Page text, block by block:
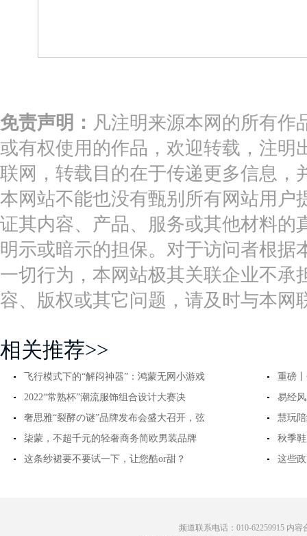
免责声明： 凡注明来源本网的所有作
或有权使用的作品，欢迎转载，注明
联网，转载目的在于传递更多信息，
本网站不能也没有甄别所有网站用户
证其内容、产品、服务或其他材料的
明示或暗示的担保。对于访问者根据
一切行为，本网站极其关联企业不承
容、版权或其它问题，请及时与本网
相关推荐>>
飞行模式下的“解闷神器”：鸿蒙无网小游戏
重磅
2022“常熟杯”潮流服饰组合设计大赛决
易经
奢思雅“裂酵の谜”品牌发布会盛大召开，弦
慧玩
柒蒙，不超千元的轻奢商务简欧男装品牌
秋季鞋
这条纱裙要不要试一下，让您酷or甜？
这些
频道联系电话：010-62259915 内容